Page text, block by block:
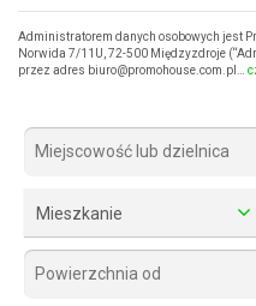
Administratorem danych osobowych jest
Norwida 7/11U, 72-500 Międzyzdroje
przez adres biuro@promohouse.com.pl…
Mieszkanie